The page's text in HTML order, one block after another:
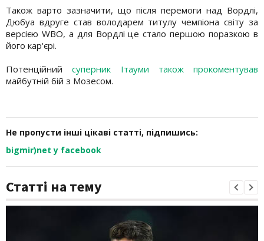
Також варто зазначити, що після перемоги над Вордлі,
Дюбуа вдруге став володарем титулу чемпіона світу за
версією WBO, а для Вордлі це стало першою поразкою в
його кар'єрі.
Потенційнийсуперник Ітауми також прокоментував
майбутній бій з Мозесом.
Не пропусти інші цікаві статті, підпишись:
bigmir)net у facebook
Статті на тему